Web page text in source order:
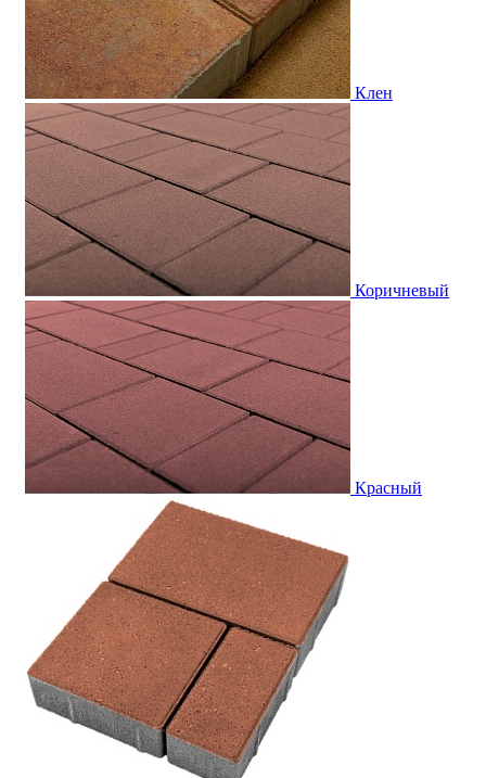
Клен
Коричневый
Красный